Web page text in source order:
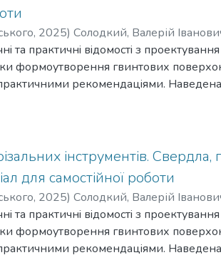
, 2025) Солодкий, Валерій
та практичнi вiдомостi з
формоутворення гвинтових
рекомендацiями. Наведена
iнструмента для утворення
iнструментiв.
для самостiйної роботи
, 2025) Солодкий, Валерій
та практичнi вiдомостi з
формоутворення гвинтових
рекомендацiями. Наведена
iнструмента для утворення